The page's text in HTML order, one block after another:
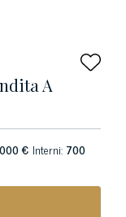
A
€ Interni: 700